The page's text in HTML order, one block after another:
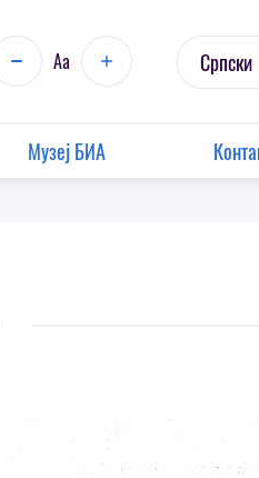
Aa Српски
Музеј БИА